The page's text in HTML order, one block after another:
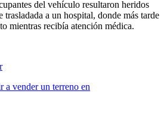
del vehículo resultaron heridos
a un hospital, donde más tarde
mientras recibía atención médica.
a vender un terreno en